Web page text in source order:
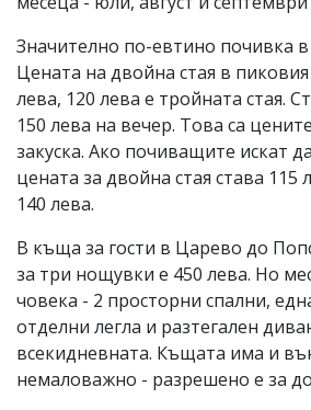
Значително по-евтино почивка
Цената на двойна стая в
лева, 120 лева е тройната стая.
150 лева на вечер. Това са
закуска. Ако почиващите искат
цената за двойна стая става 115
140 лева.
В къща за гости в Царево до
за три нощувки е 450 лева. Но
човека - 2 просторни спални,
отделни легла и разтегален
всекидневната. Къщата има и
немаловажно - разрешено е за